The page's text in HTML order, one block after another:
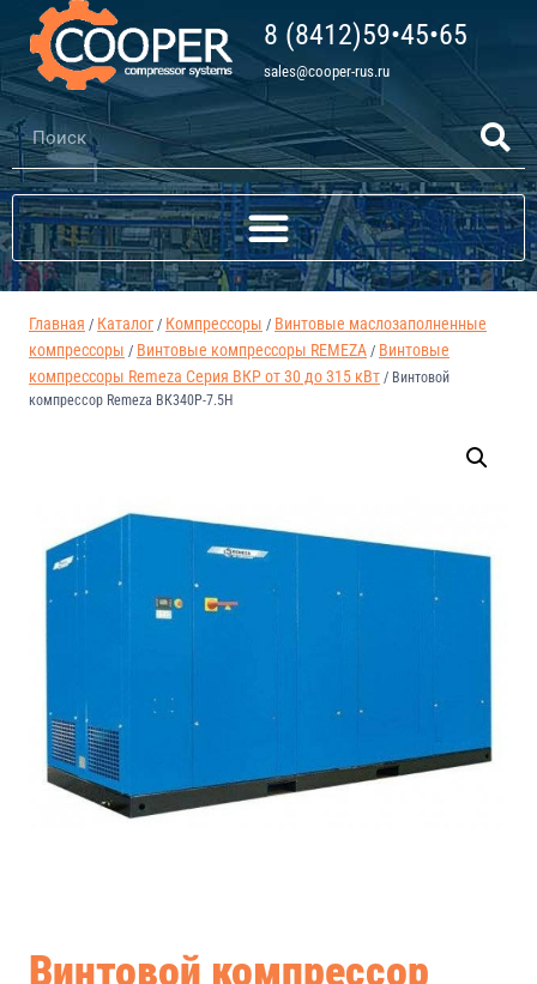
8 (8412)59•45•65
sales@cooper-rus.ru
Главная / Каталог / Компрессоры / Винтовые маслозаполненные
компрессоры / Винтовые компрессоры REMEZA / Винтовые
компрессоры Remeza Серия ВКР от 30 до 315 кВт / Винтовой
компрессор Remeza ВК340Р-7.5Н
Винтовой компрессор